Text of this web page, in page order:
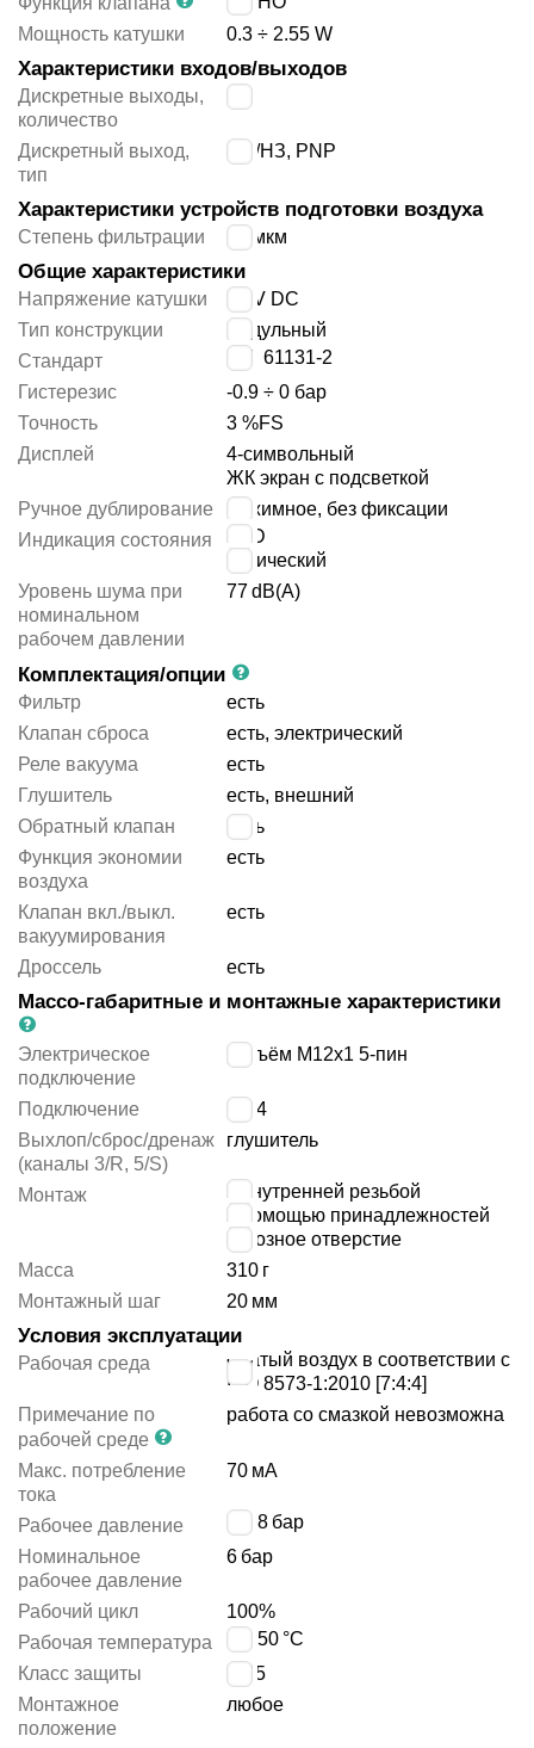
Мощность катушки
0.3 ÷ 2.55 W
Характеристики входов/выходов
Дискретные выходы,
количество
Дискретный выход,
тип
НО/НЗ, PNP
Характеристики устройств подготовки воздуха
Степень фильтрации 40 мкм
Общие характеристики
Напряжение катушки
24 V DC
Тип конструкции
модульный
Стандарт
IEC 61131-2
Гистерезис
-0.9 ÷ 0 бар
Точность
3 %FS
Дисплей
4-символьный
ЖК экран с подсветкой
Ручное дублирование
нажимное, без фиксации
Индикация состояния
LCD
оптический
Уровень шума при
номинальном
рабочем давлении
77dB(A)
Комплектация/опции
Фильтр
есть
Клапан сброса
есть, электрический
Реле вакуума
есть
Глушитель
есть, внешний
Обратный клапан
есть
Функция экономии
воздуха
есть
Клапан вкл./выкл.
вакуумирования
есть
Дроссель есть
Массо-габаритные и монтажные характеристики
Электрическое
подключение
разъём M12x1 5-пин
Подключение
G1/4
Выхлоп/сброс/дренаж
(каналы 3/R, 5/S)
глушитель
Монтаж
с внутренней резьбой
с помощью принадлежностей
сквозное отверстие
Масса
310 г
Монтажный шаг
20 мм
Условия эксплуатации
Рабочая среда
сжатый воздух в соответствии с
ISO 8573-1:2010 [7:4:4]
Примечание по
рабочей среде
работа со смазкой невозможна
Макс. потребление
тока
70 мА
Рабочее давление 2 ÷ 8 бар
Номинальное
рабочее давление
6 бар
Рабочий цикл
100%
Рабочая температура
0 ÷ 50 °C
Класс защиты
IP65
Монтажное
положение
любое